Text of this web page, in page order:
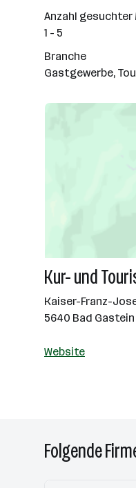
Anzahl
1 - 5
Branche
Gastgewerbe,
Kur- und
Kaiser-Franz-
5640 Bad Gastein
Website
Folgende